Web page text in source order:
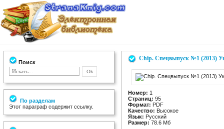
Поиск
По разделам
Этот параграф содержит ссылку.
Chip. Спецвыпуск №1 (2013)
Номер: 1
Страниц: 95
Формат: PDF
Качество: Высокое
Язык: Русский
Размер: 78.6 Мб